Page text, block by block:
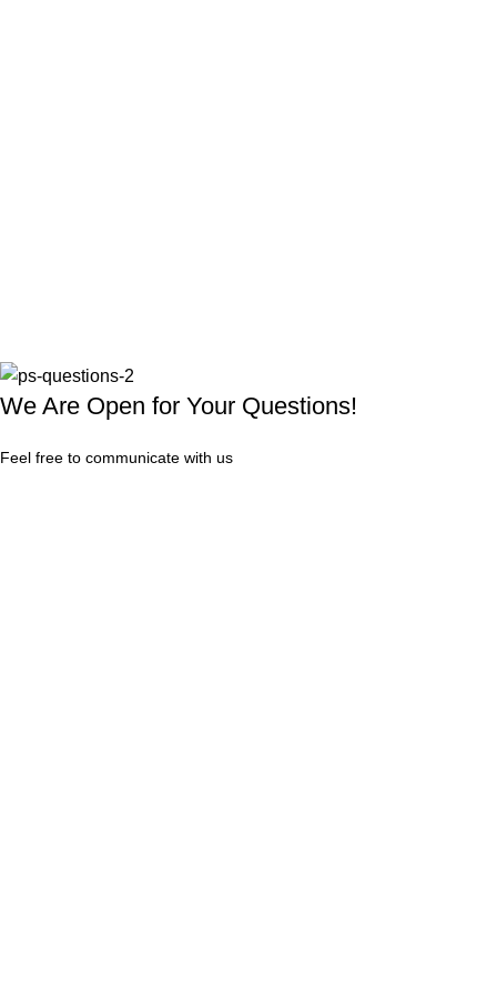
We Are Open for Your Questions!
Feel free to communicate with us